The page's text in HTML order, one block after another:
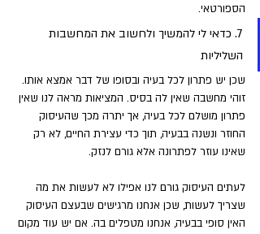
הספורטאי.
7. כדאי לי להמשיך ולחשוב את המחשבות
השליליות
שכן יש פתרון לכל בעיה ובסופו של דבר אמצא אותו.
זוהי מחשבה שאין לה בסיס. המציאות מראה לנו שאין
פתרון מושלם לכל בעיה, אך יתרה מכך שהעיסוק
החוזר ונשנה בבעיה, תוך כדי עצירת החיים, לא רק
שאינו עוזר לפתרונה אלא גורם לנזק.
לעתים העיסוק גורם לנו אפילו לא לעשות את מה
שצריך לעשות, שכן אנחנו מרגישים שבעצם העיסוק
האין סופי בבעיה, אנחנו מטפלים בה. אם יש עוד מקום